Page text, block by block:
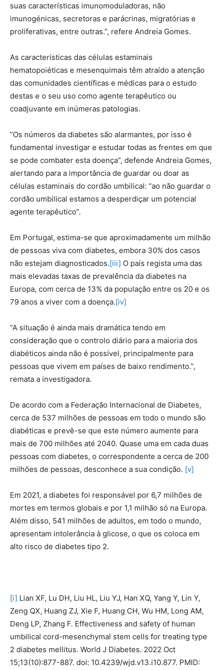
suas características imunomoduladoras, não
imunogénicas, secretoras e parácrinas, migratórias e
proliferativas, entre outras.”, refere Andreia Gomes.
As características das células estaminais
hematopoiéticas e mesenquimais têm atraído a atenção
das comunidades científicas e médicas para o estudo
destas e o seu uso como agente terapêutico ou
coadjuvante em inúmeras patologias.
“Os números da diabetes são alarmantes, por isso é
fundamental investigar e estudar todas as frentes em que
se pode combater esta doença”, defende Andreia Gomes,
alertando para a importância de guardar ou doar as
células estaminais do cordão umbilical: “ao não guardar o
cordão umbilical estamos a desperdiçar um potencial
agente terapêutico”.
Em Portugal, estima-se que aproximadamente um milhão
de pessoas viva com diabetes, embora 30% dos casos
não estejam diagnosticados.[iii] O país regista uma das
mais elevadas taxas de prevalência da diabetes na
Europa, com cerca de 13% da população entre os 20 e os
79 anos a viver com a doença.[iv]
“A situação é ainda mais dramática tendo em
consideração que o controlo diário para a maioria dos
diabéticos ainda não é possível, principalmente para
pessoas que vivem em países de baixo rendimento.”,
remata a investigadora.
De acordo com a Federação Internacional de Diabetes,
cerca de 537 milhões de pessoas em todo o mundo são
diabéticas e prevê-se que este número aumente para
mais de 700 milhões até 2040. Quase uma em cada duas
pessoas com diabetes, o correspondente a cerca de 200
milhões de pessoas, desconhece a sua condição. [v]
Em 2021, a diabetes foi responsável por 6,7 milhões de
mortes em termos globais e por 1,1 milhão só na Europa.
Além disso, 541 milhões de adultos, em todo o mundo,
apresentam intolerância à glicose, o que os coloca em
alto risco de diabetes tipo 2.
[i] Lian XF, Lu DH, Liu HL, Liu YJ, Han XQ, Yang Y, Lin Y,
Zeng QX, Huang ZJ, Xie F, Huang CH, Wu HM, Long AM,
Deng LP, Zhang F. Effectiveness and safety of human
umbilical cord-mesenchymal stem cells for treating type
2 diabetes mellitus. World J Diabetes. 2022 Oct
15;13(10):877-887. doi: 10.4239/wjd.v13.i10.877. PMID: